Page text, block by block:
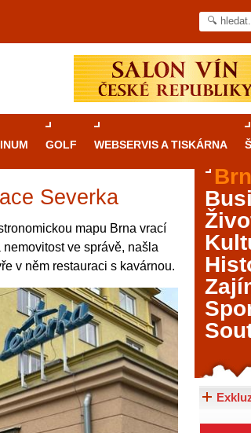
GOLF WEBSERVIS A TISKÁRNA
Severka
mapu Brna vrací
ve správě, našla
v něm restauraci s kavárnou.
hrami v Brně: Od
automaty
pro zajímavé památky, skvělé
a univerzity. Mimo jiné je ale také
V neustále kvetoucí moravské
širokou nabídku her od klasické
automaty jak pro pravidelné
Celý článek...